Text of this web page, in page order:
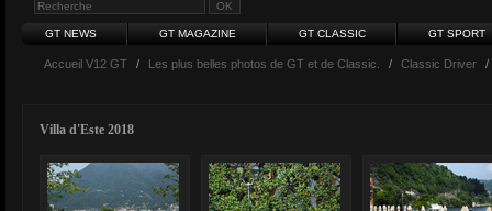
GT NEWS GT MAGAZINE GT CLASSIC GT SPORT
Accueil V12 GT / Les plus belles photos de GT et de Classic. / Classic Driver /
Villa d'Este 2018